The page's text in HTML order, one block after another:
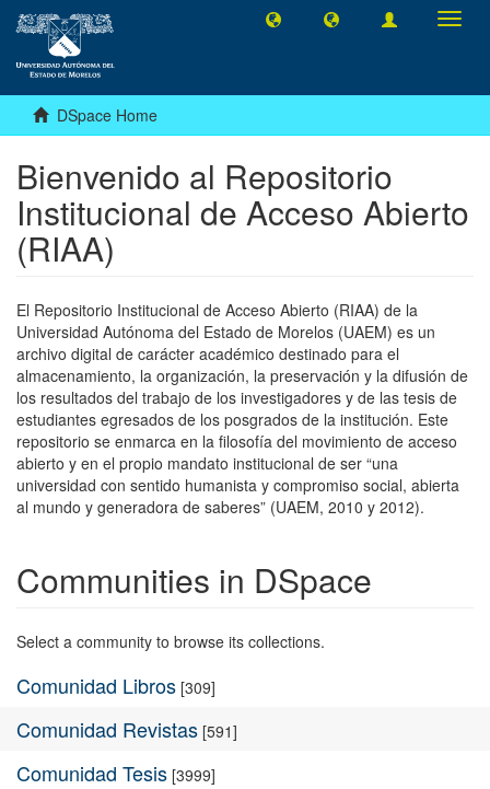
DSpace Home
Bienvenido al Repositorio
Institucional de Acceso Abierto
(RIAA)
El Repositorio Institucional de Acceso Abierto (RIAA) de la
Universidad Autónoma del Estado de Morelos (UAEM) es un
archivo digital de carácter académico destinado para el
almacenamiento, la organización, la preservación y la difusión de
los resultados del trabajo de los investigadores y de las tesis de
estudiantes egresados de los posgrados de la institución. Este
repositorio se enmarca en la filosofía del movimiento de acceso
abierto y en el propio mandato institucional de ser “una
universidad con sentido humanista y compromiso social, abierta
al mundo y generadora de saberes” (UAEM, 2010 y 2012).
Communities in DSpace
Select a community to browse its collections.
Comunidad Libros [309]
Comunidad Revistas [591]
Comunidad Tesis [3999]